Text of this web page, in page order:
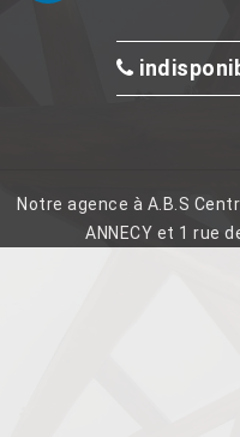
Notre agence à A.B.S
ANNECY et 1 rue